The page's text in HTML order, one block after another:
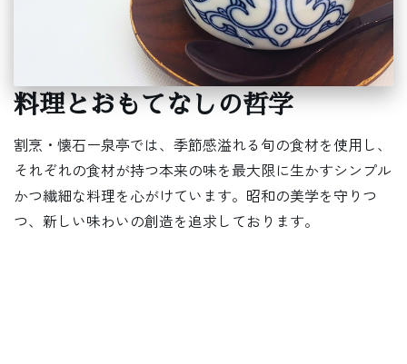
料理とおもてなしの哲学
割烹・懐石ー泉亭では、季節感溢れる旬の食材を使用し、
それぞれの食材が持つ本来の味を最大限に生かすシンプル
かつ繊細な料理を心がけています。昭和の美学を守りつ
つ、新しい味わいの創造を追求しております。